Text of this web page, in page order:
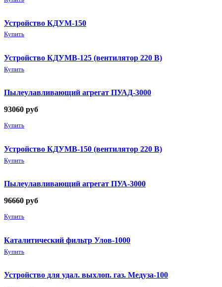
Устройство КДУМ-150
Купить
Устройство КДУМВ-125 (вентилятор 220 В)
Купить
Пылеулавливающий агрегат ПУАД-3000
93060 руб
Купить
Устройство КДУМВ-150 (вентилятор 220 В)
Купить
Пылеулавливающий агрегат ПУА-3000
96660 руб
Купить
Каталитический фильтр Улов-1000
Купить
Устройство для удал. выхлоп. газ. Медуза-100